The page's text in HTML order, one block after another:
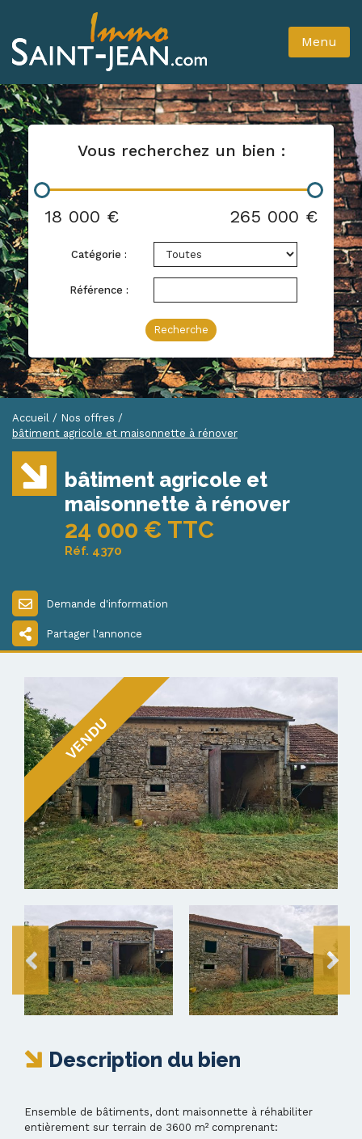
Menu
Vous recherchez un bien :
18 000 € 265 000 €
Catégorie :
Référence :
Recherche
Accueil / Nos offres /
bâtiment agricole et maisonnette à rénover
bâtiment agricole et
maisonnette à rénover
24 000 € TTC
Réf. 4370
Demande d'information
Partager l'annonce
VENDU
Description du bien
Ensemble de bâtiments, dont maisonnette à réhabiliter
entièrement sur terrain de 3600 m² comprenant: